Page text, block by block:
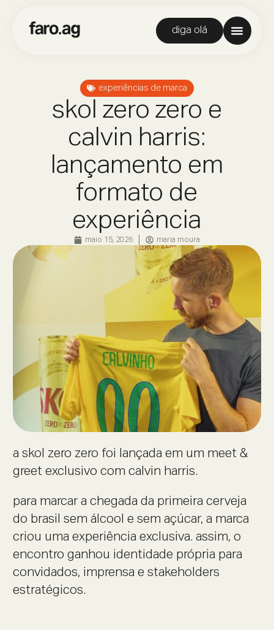
diga olá
experiências de marca
skol zero zero e
calvin harris:
lançamento em
formato de
experiência
maio 15, 2026 maria moura
a skol zero zero foi lançada em um meet &
greet exclusivo com calvin harris.
para marcar a chegada da primeira cerveja
do brasil sem álcool e sem açúcar, a marca
criou uma experiência exclusiva. assim, o
encontro ganhou identidade própria para
convidados, imprensa e stakeholders
estratégicos.